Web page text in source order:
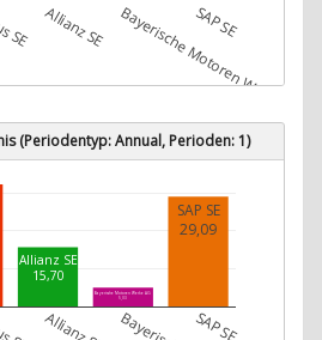
SE Allianz SE Bayerische Motoren Werke AG
SAP SE
(Periodentyp: Annual, Perioden: 1)
Allianz SE
15,70
Bayerische Motoren Werke AG
5,03
SAP SE
29,09
SAP SE